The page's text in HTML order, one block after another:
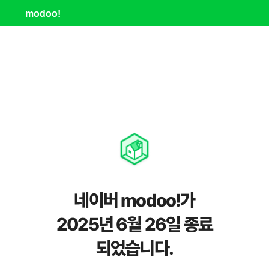
modoo!
네이버 modoo!가
2025년 6월 26일 종료
되었습니다.